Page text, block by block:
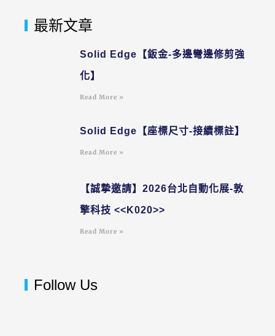
最新文章
Solid Edge【鈑金-多邊彎邊修剪強
化】
Read More »
Solid Edge【座標尺寸-接續標註】
Read More »
【誠摯邀請】2026台北自動化展-敦
擎科技 <<K020>>
Read More »
Follow Us